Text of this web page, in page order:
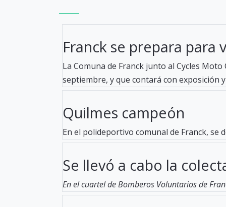
Franck se prepara para
La Comuna de Franck junto al Cycles
septiembre, y que contará con exposición y
Quilmes campeón
En el polideportivo comunal de Franck, se
Se llevó a cabo la
En el cuartel de Bomberos Voluntarios de